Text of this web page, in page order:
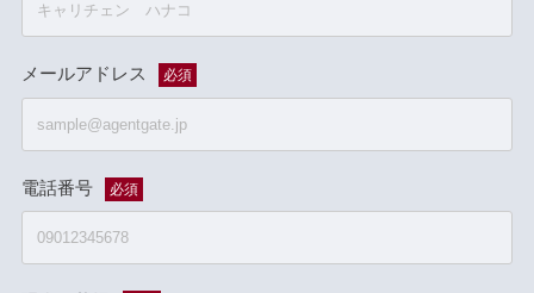
メールアドレス 必須
電話番号 必須